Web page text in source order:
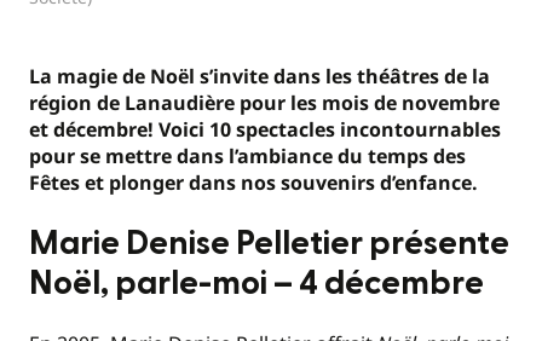
La magie de Noël s’invite dans les théâtres de la
région de Lanaudière pour les mois de novembre
et décembre! Voici 10 spectacles incontournables
pour se mettre dans l’ambiance du temps des
Fêtes et plonger dans nos souvenirs d’enfance.
Marie Denise Pelletier présente
Noël, parle-moi – 4 décembre